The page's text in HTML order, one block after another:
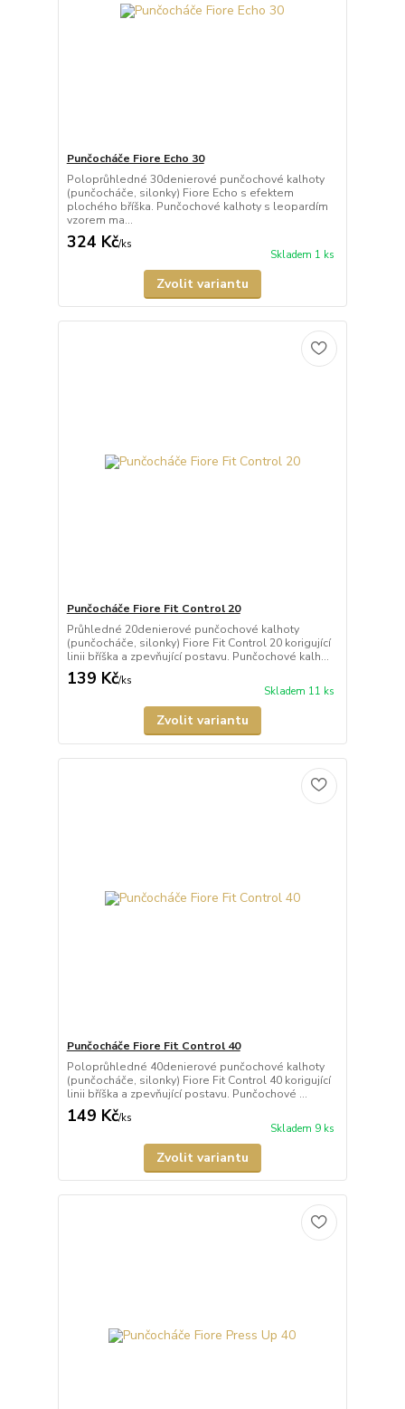
Punčocháče Fiore Echo 30
Poloprůhledné 30denierové punčochové kalhoty
(punčocháče, silonky) Fiore Echo s efektem
plochého bříška. Punčochové kalhoty s leopardím
vzorem ma...
324 Kč/ks
Skladem 1 ks
Zvolit variantu
Punčocháče Fiore Fit Control 20
Průhledné 20denierové punčochové kalhoty
(punčocháče, silonky) Fiore Fit Control 20 korigující
linii bříška a zpevňující postavu. Punčochové kalh...
139 Kč/ks
Skladem 11 ks
Zvolit variantu
Punčocháče Fiore Fit Control 40
Poloprůhledné 40denierové punčochové kalhoty
(punčocháče, silonky) Fiore Fit Control 40 korigující
linii bříška a zpevňující postavu. Punčochové ...
149 Kč/ks
Skladem 9 ks
Zvolit variantu